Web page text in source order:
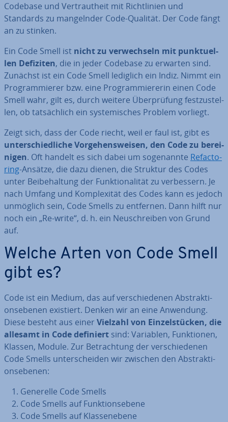
Codebase und Ver­traut­heit mit Richt­li­ni­en und
Standards zu man­geln­der Code-Qualität. Der Code fängt
an zu stinken.
Ein Code Smell ist nicht zu ver­wech­seln mit punk­tu­el­
len Defiziten, die in jeder Codebase zu erwarten sind.
Zunächst ist ein Code Smell lediglich ein Indiz. Nimmt ein
Pro­gram­mie­rer bzw. eine Pro­gram­mie­re­rin einen Code
Smell wahr, gilt es, durch weitere Über­prü­fung fest­zu­stel­
len, ob tat­säch­lich ein sys­te­mi­sches Problem vorliegt.
Zeigt sich, dass der Code riecht, weil er faul ist, gibt es
un­ter­schied­li­che Vor­ge­hens­wei­sen, den Code zu be­rei­
ni­gen. Oft handelt es sich dabei um so­ge­nann­te Re­fac­to­
ring-Ansätze, die dazu dienen, die Struktur des Codes
unter Bei­be­hal­tung der Funk­tio­na­li­tät zu ver­bes­sern. Je
nach Umfang und Kom­ple­xi­tät des Codes kann es jedoch
unmöglich sein, Code Smells zu entfernen. Dann hilft nur
noch ein „Re-write“, d. h. ein Neu­schrei­ben von Grund
auf.
Welche Arten von Code Smell
gibt es?
Code ist ein Medium, das auf ver­schie­de­nen Abs­trak­ti­
ons­ebe­nen existiert. Denken wir an eine Anwendung.
Diese besteht aus einer Vielzahl von Ein­zel­stü­cken, die
allesamt in Code definiert sind: Variablen, Funk­tio­nen,
Klassen, Module. Zur Be­trach­tung der ver­schie­de­nen
Code Smells un­ter­schei­den wir zwischen den Abs­trak­ti­
ons­ebe­nen:
Generelle Code Smells
Code Smells auf Funk­ti­ons­ebe­ne
Code Smells auf Klas­se­n­e­be­ne